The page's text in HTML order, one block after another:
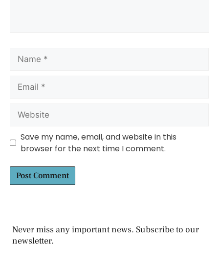
Save my name, email, and website in this
browser for the next time I comment.
Never miss any important news. Subscribe to our
newsletter.